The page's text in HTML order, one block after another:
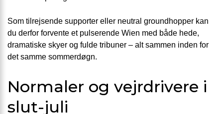
Som tilrejsende supporter eller neutral groundhopper kan
du derfor forvente et pulserende Wien med både hede,
dramatiske skyer og fulde tribuner – alt sammen inden for
det samme sommerdøgn.
Normaler og vejrdrivere i
slut-juli